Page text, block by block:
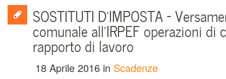
SOSTITUTI D’IMPOSTA –
comunale all’IRPEF operazioni di
rapporto di lavoro
18 Aprile 2016 in Scadenze